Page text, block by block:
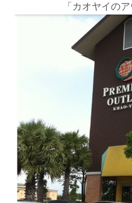
「カオヤイの